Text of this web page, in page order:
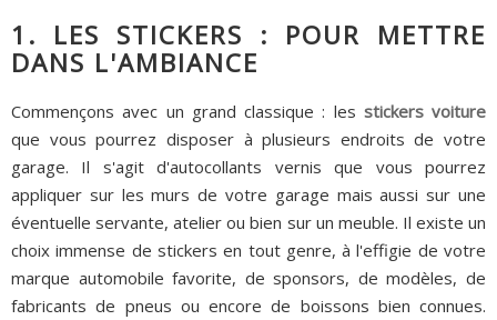
1. LES STICKERS : POUR METTRE
DANS L'AMBIANCE
Commençons avec un grand classique : les stickers voiture
que vous pourrez disposer à plusieurs endroits de votre
garage. Il s'agit d'autocollants vernis que vous pourrez
appliquer sur les murs de votre garage mais aussi sur une
éventuelle servante, atelier ou bien sur un meuble. Il existe un
choix immense de stickers en tout genre, à l'effigie de votre
marque automobile favorite, de sponsors, de modèles, de
fabricants de pneus ou encore de boissons bien connues.